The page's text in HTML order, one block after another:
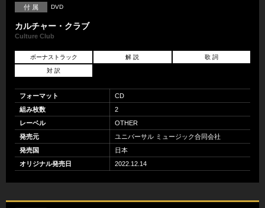
付 属 DVD
カルチャー・クラブ
Culture Club
ボーナストラック 解 説 歌 詞
対 訳
フォーマット
CD
組み枚数
2
レーベル
OTHER
発売元
ユニバーサル ミュージック合同会社
発売国
日本
オリジナル発売日
2022.12.14